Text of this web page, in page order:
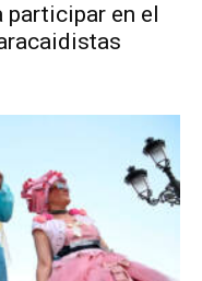
participar en el